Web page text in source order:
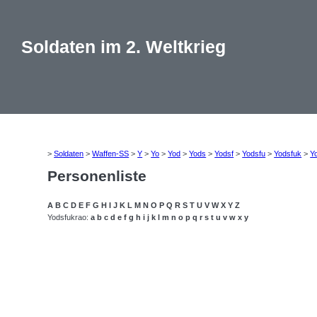
Soldaten im 2. Weltkrieg
>Soldaten >Waffen-SS >Y >Yo >Yod >Yods >Yodsf >Yodsfu >Yodsfuk >
Personenliste
A B C D E F G H I J K L M N O P Q R S T U V W X Y Z
Yodsfukrao:a b c d e f g h i j k l m n o p q r s t u v w x y